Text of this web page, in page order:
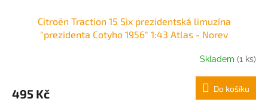
Citroën Traction 15 Six prezidentská limuzína
"prezidenta Cotyho 1956" 1:43 Atlas - Norev
Skladem (1 ks)
495 Kč Do košíku